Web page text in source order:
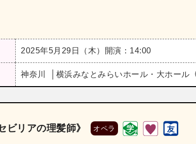
2025年5月29日（木） 開演：14:00
神奈川 横浜みなとみらいホール・大ホール
ビリアの理髪師》 オペラ